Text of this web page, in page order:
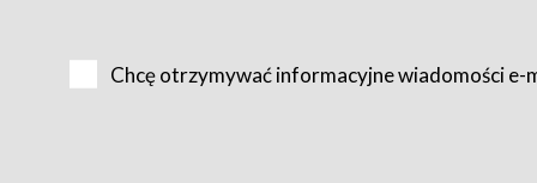
Usługobiorca przed rozpoczęciem korzystania z
Chcę otrzymywać informacyjne wiadomości e-